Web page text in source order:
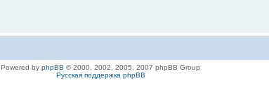
Powered by phpBB © 2000, 2002, 2005, 2007 phpBB Group
Русская поддержка phpBB